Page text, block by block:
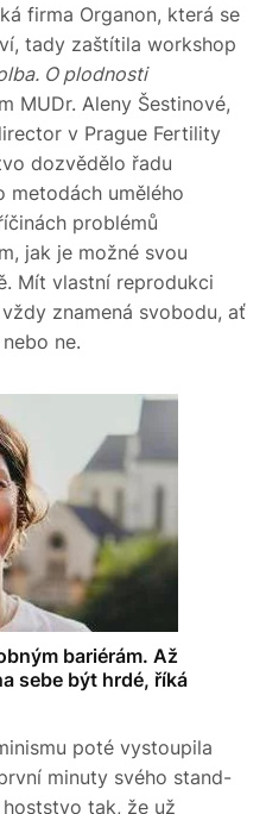
firma Organon, která se
tady zaštítila workshop
O plodnosti
MUDr. Aleny Šestinové,
v Prague Fertility
dozvědělo řadu
metodách umělého
problémů
jak je možné svou
Mít vlastní reprodukci
znamená svobodu, ať
ne.
bariérám. Až
sebe být hrdé, říká
poté vystoupila
minuty svého stand-
tak, že už